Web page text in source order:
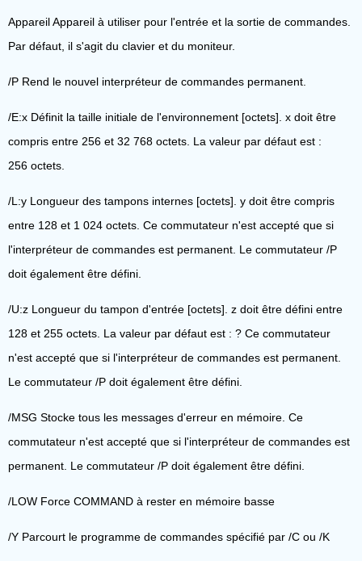
Appareil Appareil à utiliser pour l'entrée et la sortie de commandes.
Par défaut, il s'agit du clavier et du moniteur.
/P Rend le nouvel interpréteur de commandes permanent.
/E:x Définit la taille initiale de l'environnement [octets]. x doit être
compris entre 256 et 32 768 octets. La valeur par défaut est :
256 octets.
/L:y Longueur des tampons internes [octets]. y doit être compris
entre 128 et 1 024 octets. Ce commutateur n'est accepté que si
l'interpréteur de commandes est permanent. Le commutateur /P
doit également être défini.
/U:z Longueur du tampon d'entrée [octets]. z doit être défini entre
128 et 255 octets. La valeur par défaut est : ? Ce commutateur
n'est accepté que si l'interpréteur de commandes est permanent.
Le commutateur /P doit également être défini.
/MSG Stocke tous les messages d'erreur en mémoire. Ce
commutateur n'est accepté que si l'interpréteur de commandes est
permanent. Le commutateur /P doit également être défini.
/LOW Force COMMAND à rester en mémoire basse
/Y Parcourt le programme de commandes spécifié par /C ou /K